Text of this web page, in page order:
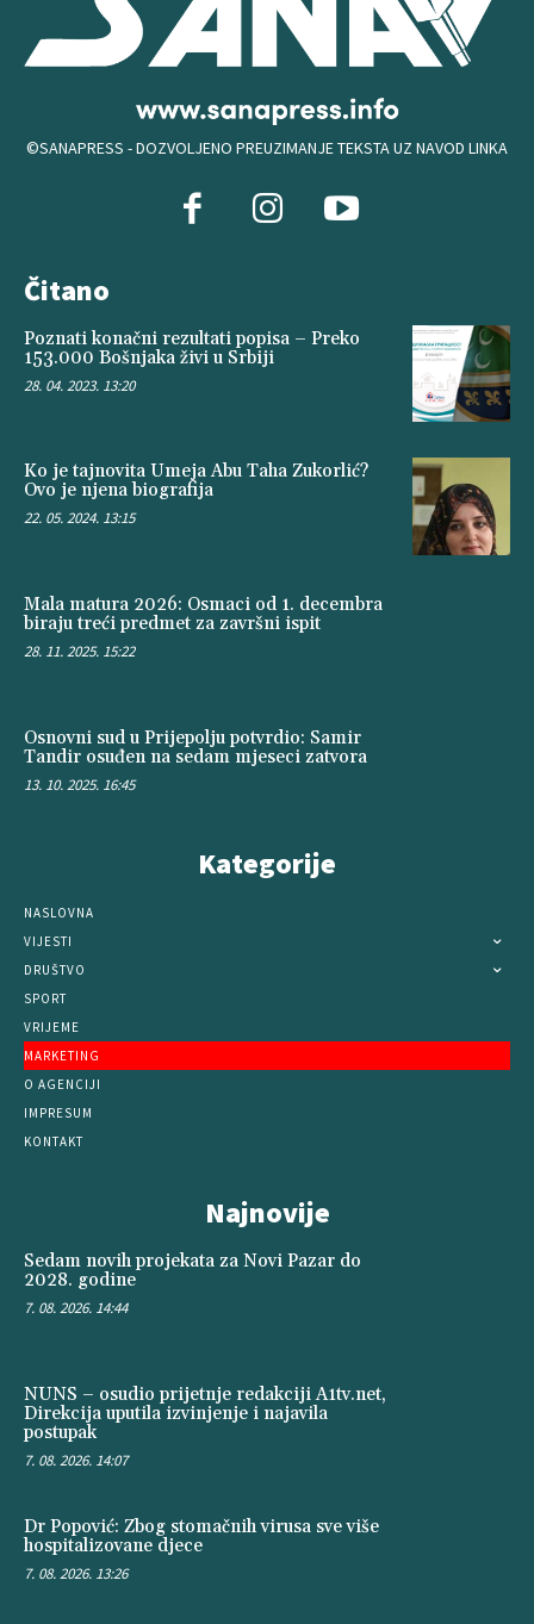
©SANAPRESS - DOZVOLJENO PREUZIMANJE TEKSTA UZ NAVOD LINKA
Čitano
Poznati konačni rezultati popisa – Preko
153.000 Bošnjaka živi u Srbiji
28. 04. 2023. 13:20
Ko je tajnovita Umeja Abu Taha Zukorlić?
Ovo je njena biografija
22. 05. 2024. 13:15
Mala matura 2026: Osmaci od 1. decembra
biraju treći predmet za završni ispit
28. 11. 2025. 15:22
Osnovni sud u Prijepolju potvrdio: Samir
Tandir osuđen na sedam mjeseci zatvora
13. 10. 2025. 16:45
Kategorije
NASLOVNA
VIJESTI
DRUŠTVO
SPORT
VRIJEME
MARKETING
O AGENCIJI
IMPRESUM
KONTAKT
Najnovije
Sedam novih projekata za Novi Pazar do
2028. godine
7. 08. 2026. 14:44
NUNS – osudio prijetnje redakciji A1tv.net,
Direkcija uputila izvinjenje i najavila
postupak
7. 08. 2026. 14:07
Dr Popović: Zbog stomačnih virusa sve više
hospitalizovane djece
7. 08. 2026. 13:26